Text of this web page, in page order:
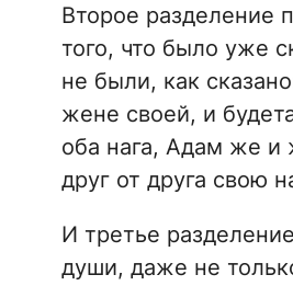
Второе
того, что было уже
не были, как
жене своей, и
оба нага, Адам же и
друг от друга свою
И третье
души, даже не